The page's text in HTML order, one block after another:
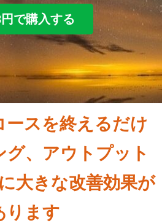
で購入する
ースを終えるだけ
、アウトプット
大きな改善効果が
ります